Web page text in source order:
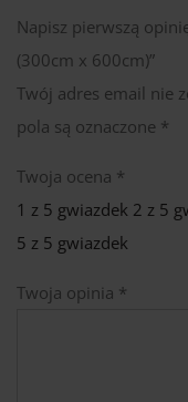
Napisz pierwszą
(300cm x 600cm)”
Twój adres email nie
pola są oznaczone *
Twoja ocena *
1 z 5 gwiazdek 2 z 5
5 z 5 gwiazdek
Twoja opinia *